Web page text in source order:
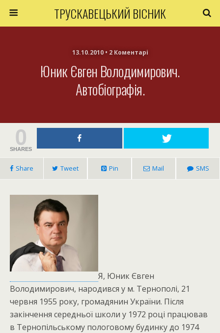
ТРУСКАВЕЦЬКИЙ ВІСНИК
13.10.2010 • 2 Коментарі
Юник Євген Володимирович.
Автобіографія.
0
SHARES
Share Tweet Pin Mail SMS
Я, Юник Євген
Володимирович, народився у м. Тернополі, 21
червня 1955 року, громадянин України. Після
закінчення середньої школи у 1972 році працював
в Тернопільському пологовому будинку до 1974